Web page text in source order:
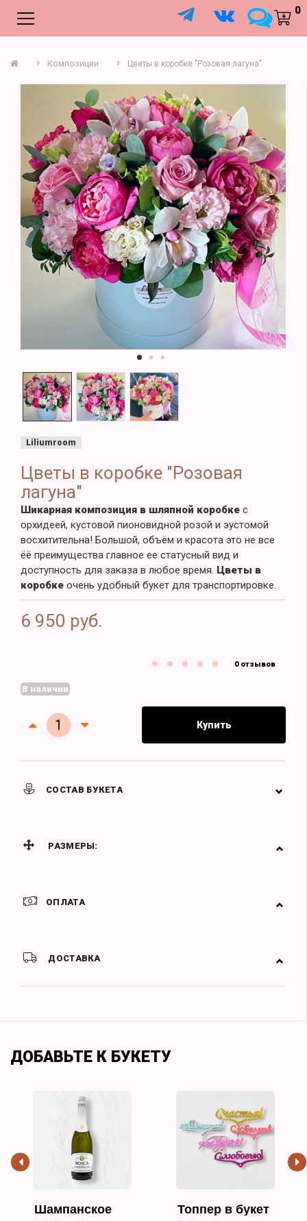
0
Композиции Цветы в коробке "Розовая лагуна"
Liliumroom
Цветы в коробке "Розовая
лагуна"
Шикарная композиция в шляпной коробке с
орхидеей, кустовой пионовидной розой и эустомой
восхитительна! Большой, объём и красота это не все
ёё преимущества главное ее статусный вид и
доступность для заказа в любое время. Цветы в
коробке очень удобный букет для транспортировке.
6 950 руб.
0 отзывов
В наличии
Купить
СОСТАВ БУКЕТА
РАЗМЕРЫ:
ОПЛАТА
ДОСТАВКА
ДОБАВЬТЕ К БУКЕТУ
Шампанское Топпер в букет